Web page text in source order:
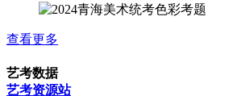
查看更多
艺考数据
艺考资源站